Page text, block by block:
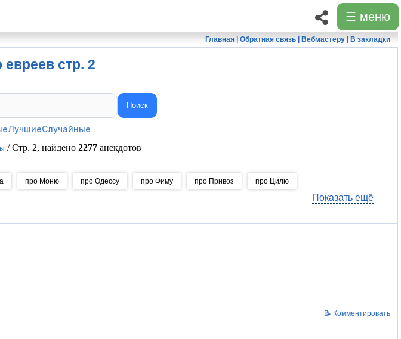
☰ меню
Главная| Обратная связь| Вебмастеру| В закладки
стр. 2
Поиск
ЛучшиеСлучайные
/ Стр. 2, найдено 2277 анекдотов
про Моню про Одессу про Фиму про Привоз про Цилю
Показать ещё
📝 Комментировать